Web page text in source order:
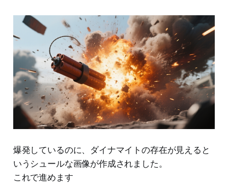
爆発しているのに、ダイナマイトの存在が見えると
いうシュールな画像が作成されました。
これで進めます